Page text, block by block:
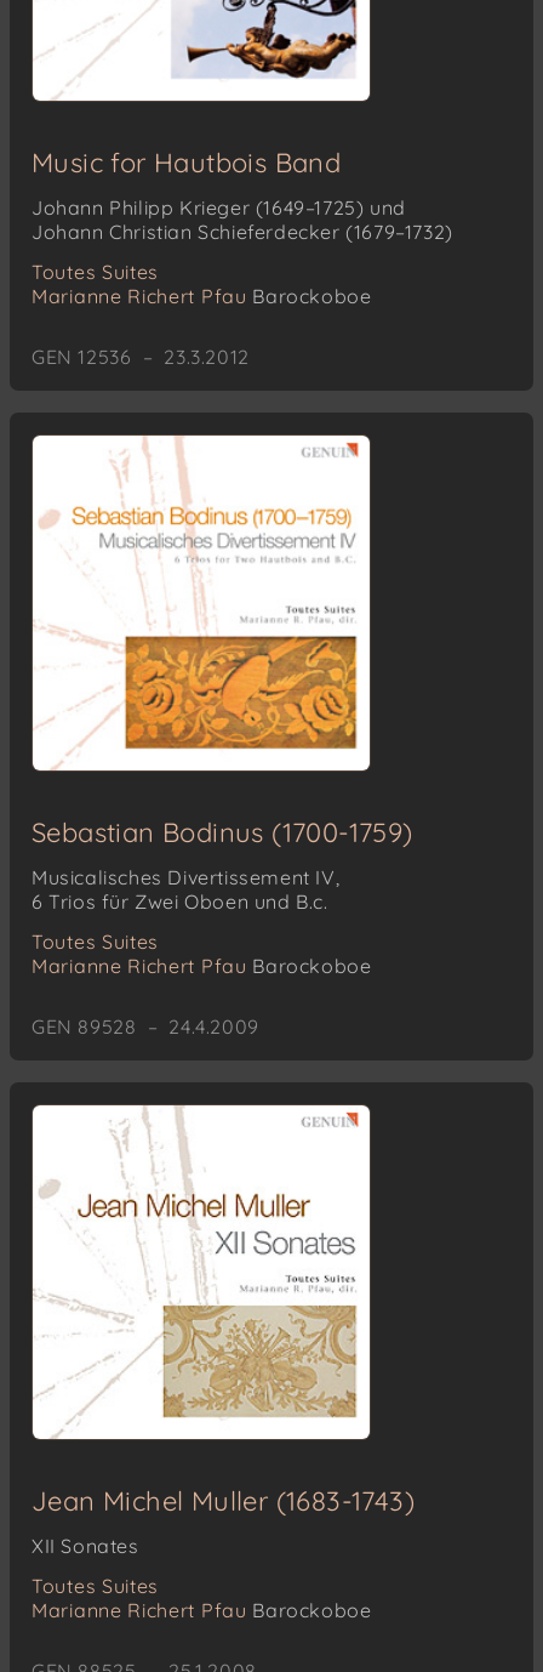
Music for Hautbois Band
Johann Philipp Krieger (1649–1725) und
Johann Christian Schieferdecker (1679–1732)
Toutes Suites
Marianne Richert Pfau Barockoboe
GEN 12536 – 23.3.2012
Sebastian Bodinus (1700-1759)
Musicalisches Divertissement IV,
6 Trios für Zwei Oboen und B.c.
Toutes Suites
Marianne Richert Pfau Barockoboe
GEN 89528 – 24.4.2009
Jean Michel Muller (1683-1743)
XII Sonates
Toutes Suites
Marianne Richert Pfau Barockoboe